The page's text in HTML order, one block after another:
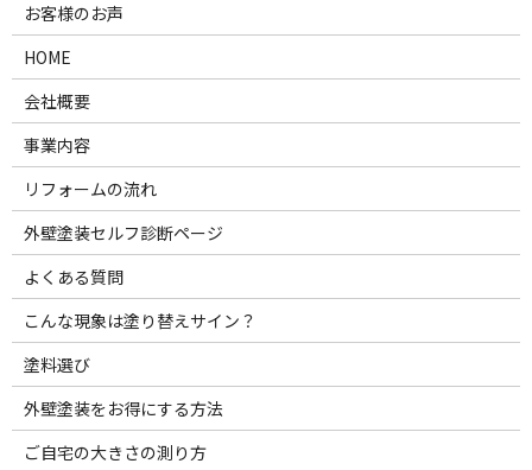
お客様のお声
HOME
会社概要
事業内容
リフォームの流れ
外壁塗装セルフ診断ページ
よくある質問
こんな現象は塗り替えサイン？
塗料選び
外壁塗装をお得にする方法
ご自宅の大きさの測り方